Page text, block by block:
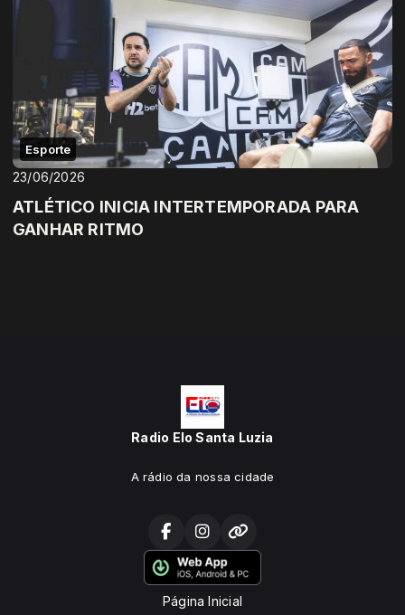
Esporte
23/06/2026
ATLÉTICO INICIA INTERTEMPORADA PARA
GANHAR RITMO
Radio Elo Santa Luzia
A rádio da nossa cidade
Página Inicial